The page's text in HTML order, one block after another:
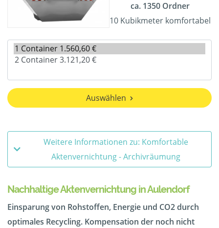
ca. 1350 Ordner
10 Kubikmeter komfortabel
Auswählen
Weitere Informationen zu: Komfortable
Aktenvernichtung - Archivräumung
Nachhaltige Aktenvernichtung in Aulendorf
Einsparung von Rohstoffen, Energie und CO2 durch
optimales Recycling. Kompensation der noch nicht